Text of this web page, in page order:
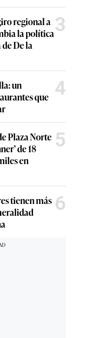
regional a
la política
De la
3
un
que 4
Plaza Norte
de 18
en
5
tienen más 6